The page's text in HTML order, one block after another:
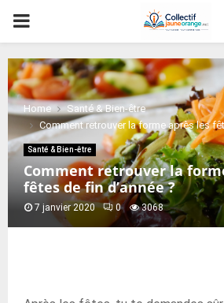
PRIMARY
MENU
Home
Santé & Bien-être
Comment retrouver la forme après les
Santé & Bien-être
Comment retrouver la
fêtes de fin d’année ?
7 janvier 2020 0 3068